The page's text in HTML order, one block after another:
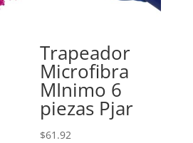
Trapeador
Microfibra
MInimo 6
piezas Pjar
$61.92